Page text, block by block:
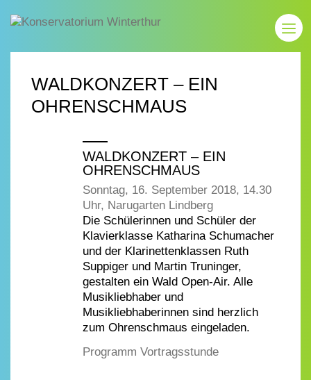
WALDKONZERT – EIN
OHRENSCHMAUS
WALDKONZERT – EIN
OHRENSCHMAUS
Sonntag, 16. September 2018, 14.30
Uhr, Narugarten Lindberg
Die Schülerinnen und Schüler der
Klavierklasse Katharina Schumacher
und der Klarinettenklassen Ruth
Suppiger und Martin Truninger,
gestalten ein Wald Open-Air. Alle
Musikliebhaber und
Musikliebhaberinnen sind herzlich
zum Ohrenschmaus eingeladen.
Programm Vortragsstunde